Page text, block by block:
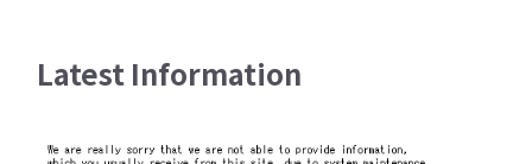
Latest Information